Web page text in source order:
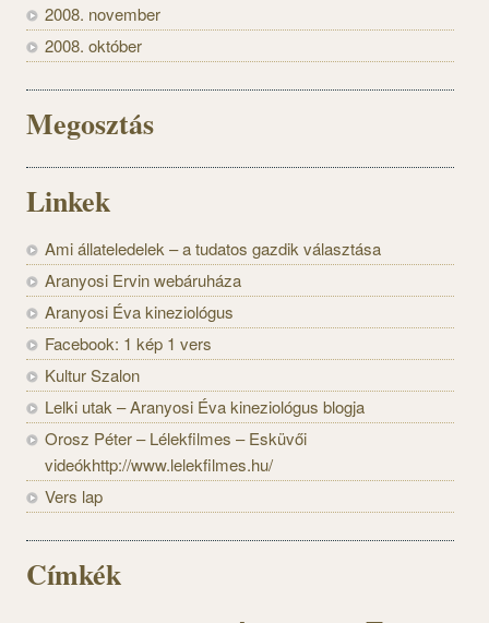
2008. november
2008. október
Megosztás
Linkek
Ami állateledelek – a tudatos gazdik választása
Aranyosi Ervin webáruháza
Aranyosi Éva kineziológus
Facebook: 1 kép 1 vers
Kultur Szalon
Lelki utak – Aranyosi Éva kineziológus blogja
Orosz Péter – Lélekfilmes – Esküvői
videókhttp://www.lelekfilmes.hu/
Vers lap
Címkék